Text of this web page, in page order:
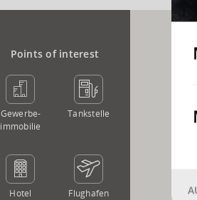
Points of interest
Gewerbe­
immobilie
Tankstelle
Hotel Flughafen